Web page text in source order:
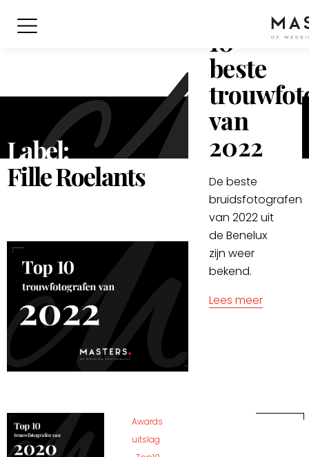
Label:
Fille Roelants
10
beste
van
2022
De beste
bruidsfotografen
van 2022 uit
de Benelux
zijn weer
bekend.
Lees meer
Awards
uitslag